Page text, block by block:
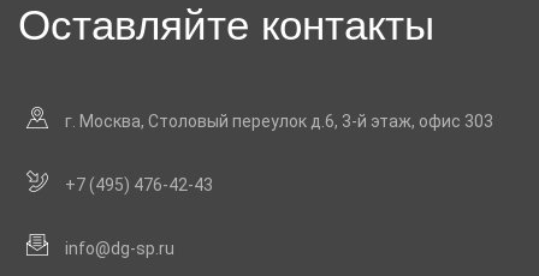
Оставляйте контакты
г. Москва, Столовый переулок д.6, 3-й этаж, офис 303
+7 (495) 476-42-43
info@dg-sp.ru